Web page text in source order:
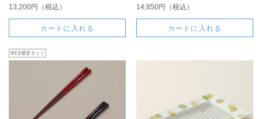
13,200円（税込）
カートに入れる
14,850円（税込）
カートに入れる